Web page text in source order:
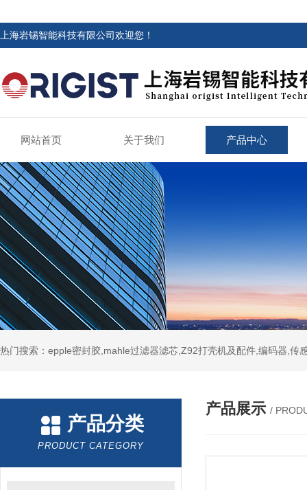
上海岩锡智能科技有限公司欢迎您！
网站首页 关于我们 产品中心
热门搜索：epple密封胶,mahle过滤器滤芯,Z92打壳机及配件,编码器,传
产品分类
PRODUCT CATEGORY
产品展示 /